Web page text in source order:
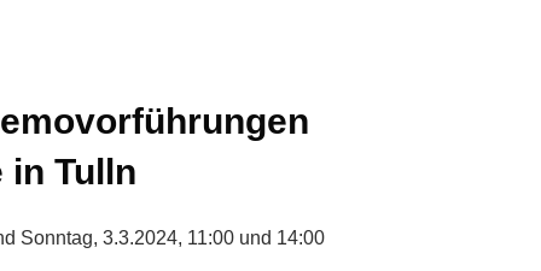
in Tulln
Sonntag, 3.3.2024, 11:00 und 14:00